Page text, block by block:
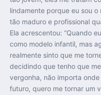
lindamente porque eu sou
tão maduro e profissional
Ela acrescentou: “Quando
como modelo infantil, mas
realmente sinto que me
decidindo que tenho que
vergonha, não importa
futuro, quero me tornar um